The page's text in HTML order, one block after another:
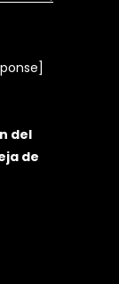
del
de